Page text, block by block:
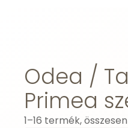
Odea /
Primea
1–16 termék,